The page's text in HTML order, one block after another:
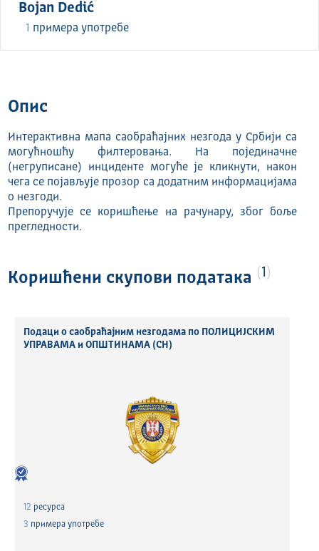
Bojan Dedić
1 примера употребе
Опис
Интерактивна мапа саобраћајних незгода у Србији са
могућношћу филтеровања. На појединачне
(негруписане) инциденте могуће је кликнути, након
чега се појављује прозор са додатним информацијама
о незгоди.
Препоручује се коришћење на рачунару, због боље
прегледности.
Коришћени скупови података 1
Подаци о саобраћајним незгодама по ПОЛИЦИЈСКИМ
УПРАВАМА и ОПШТИНАМА (СН)
12 ресурса
3 примера употребе